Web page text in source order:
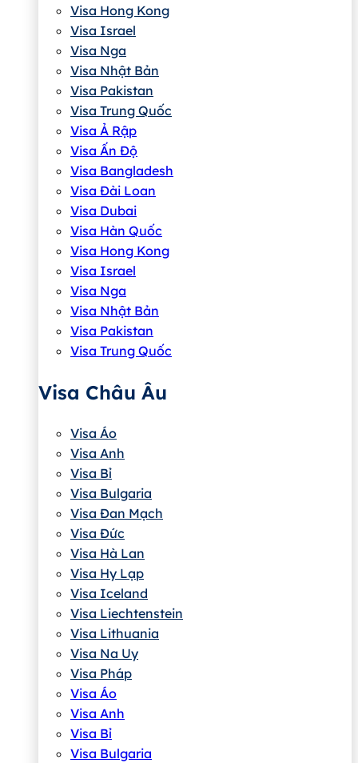
Visa Hong Kong
Visa Israel
Visa Nga
Visa Nhật Bản
Visa Pakistan
Visa Trung Quốc
Visa Ả Rập
Visa Ấn Độ
Visa Bangladesh
Visa Đài Loan
Visa Dubai
Visa Hàn Quốc
Visa Hong Kong
Visa Israel
Visa Nga
Visa Nhật Bản
Visa Pakistan
Visa Trung Quốc
Visa Châu Âu
Visa Áo
Visa Anh
Visa Bỉ
Visa Bulgaria
Visa Đan Mạch
Visa Đức
Visa Hà Lan
Visa Hy Lạp
Visa Iceland
Visa Liechtenstein
Visa Lithuania
Visa Na Uy
Visa Pháp
Visa Áo
Visa Anh
Visa Bỉ
Visa Bulgaria